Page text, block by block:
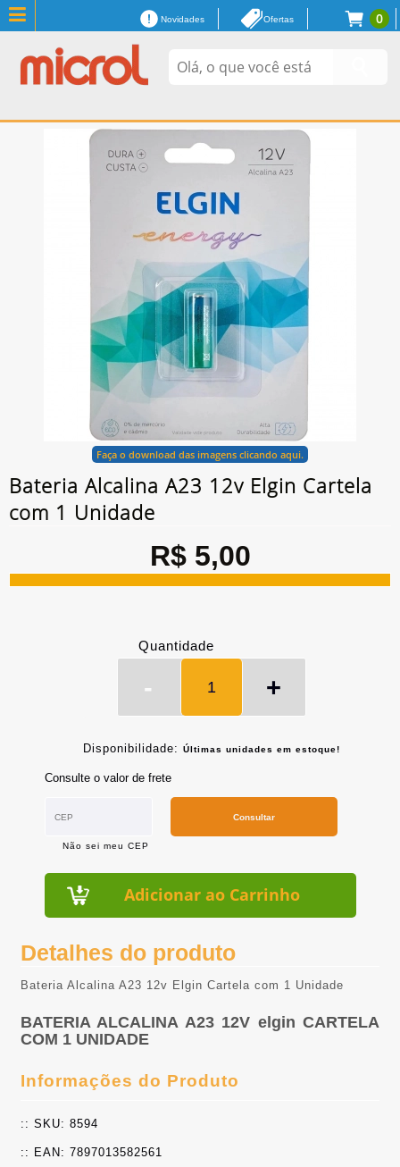
0
Novidades Ofertas
Faça o download das imagens clicando aqui.
Bateria Alcalina A23 12v Elgin Cartela
com 1 Unidade
R$ 5,00
Quantidade
- +
Disponibilidade: Últimas unidades em estoque!
Consulte o valor de frete
Consultar
Não sei meu CEP
Adicionar ao Carrinho
Detalhes do produto
Bateria Alcalina A23 12v Elgin Cartela com 1 Unidade
BATERIA ALCALINA A23 12V elgin CARTELA
COM 1 UNIDADE
Informações do Produto
:: SKU: 8594
:: EAN: 7897013582561